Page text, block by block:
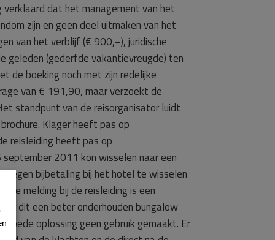
dat het management van het
zijn en geen deel uitmaken van het
van het verblijf (€ 900,–), juridische
geleden (gederfde vakantievreugde) ten
de boeking noch met zijn redelijke
van € 191,90, maar verzoekt de
standpunt van de reisorganisator luidt
Klager heeft pas op
reisleiding heeft pas op
2011 kon wisselen naar een
tegen bijbetaling bij het hotel te wisselen
de melding bij de reisleiding is een
dit een beter onderhouden bungalow
oplossing geen gebruik gemaakt. Er